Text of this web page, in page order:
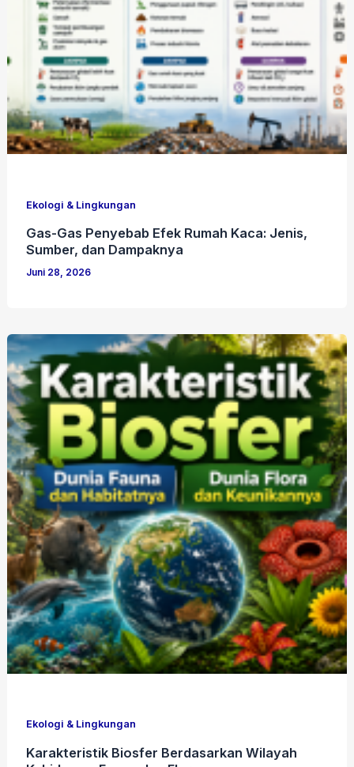
Ekologi & Lingkungan
Gas-Gas Penyebab Efek Rumah Kaca: Jenis,
Sumber, dan Dampaknya
Juni 28, 2026
Ekologi & Lingkungan
Karakteristik Biosfer Berdasarkan Wilayah